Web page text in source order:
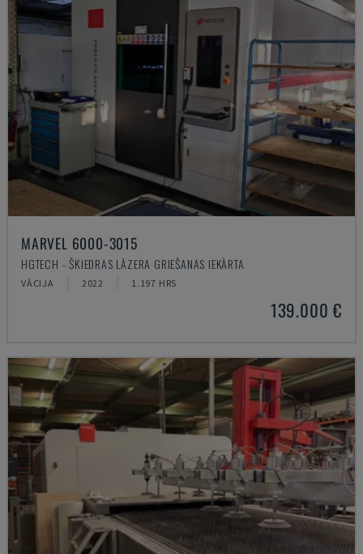
MARVEL 6000-3015
HGTECH - ŠĶIEDRAS LĀZERA GRIEŠANAS IEKĀRTA
VĀCIJA 2022 1.197 HRS
139.000 €